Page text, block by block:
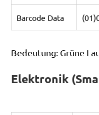
Barcode Data
Bedeutung: Grüne
Elektronik